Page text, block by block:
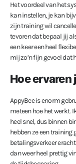
Het voordeel van het
kan instellen, je kan
zijn training wil
tevoren dat bepaal jij
een keer een heel
mij zo’n fijn gevoel dat
Hoe ervaren
AppyBee is enorm
meteen hoe het werkt.
heel snel, dus binnen
hebben ze een training
betalingsverkeer
dan weer heel prettig